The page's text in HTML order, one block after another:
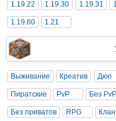
1.19.22 1.19.30 1.19.31
1.19.60 1.21
Выживание Креатив Дюп
Пиратские PvP Без PvP
Без приватов RPG